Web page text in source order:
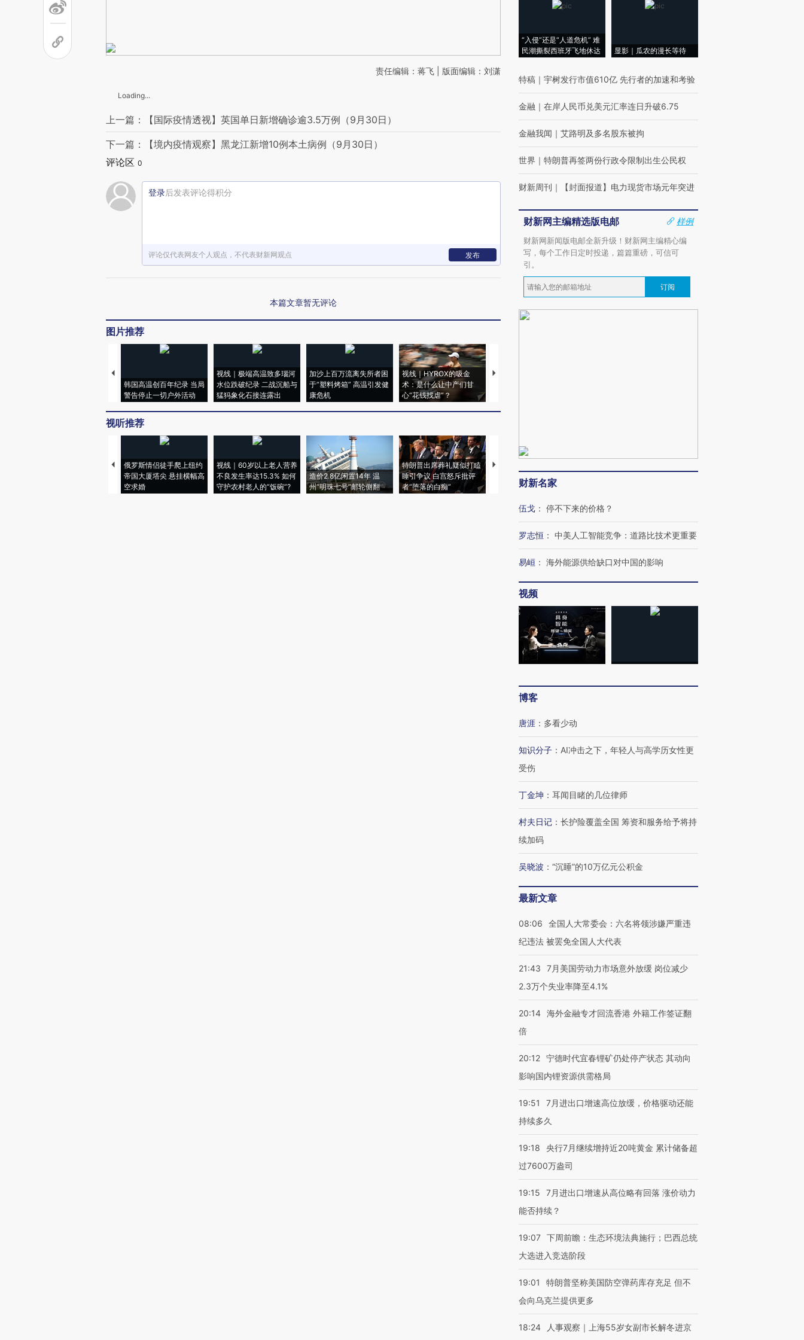
责任编辑：蒋飞 | 版面编辑：刘潇
Loading...
上一篇：【国际疫情透视】英国单日新增确诊逾3.5万例（9月30日）
下一篇：【境内疫情观察】黑龙江新增10例本土病例（9月30日）
评论区 0
登录后发表评论得积分
评论仅代表网友个人观点，不代表财新网观点 发布
本篇文章暂无评论
图片推荐
韩国高温创百年纪录 当局
警告停止一切户外活动
视线｜极端高温致多瑙河
水位跌破纪录 二战沉船与
猛犸象化石接连露出
加沙上百万流离失所者困
于“塑料烤箱” 高温引发健
康危机
视线｜HYROX的吸金
术：是什么让中产们甘
心“花钱找虐”？
马航飞行员跨国走私7万
视听推荐
俄罗斯情侣徒手爬上纽约
帝国大厦塔尖 悬挂横幅高
空求婚
视线｜60岁以上老人营养
不良发生率达15.3% 如何
守护农村老人的“饭碗”?
造价2.8亿闲置14年 温
州“明珠七号”邮轮侧翻
特朗普出席葬礼疑似打瞌
睡引争议 白宫怒斥批评
者“堕落的白痴”
韩国高温创百年纪录 当局
警告停止一切户外活动
“入侵”还是“人道危机” 难
民潮撕裂西班牙飞地休达
显影｜瓜农的漫长等待
特稿 ｜ 宇树发行市值610亿 先行者的加速和考验
金融 ｜ 在岸人民币兑美元汇率连日升破6.75
金融我闻 ｜ 艾路明及多名股东被拘
世界 ｜ 特朗普再签两份行政令限制出生公民权
财新周刊 ｜ 【封面报道】电力现货市场元年突进
财新网主编精选版电邮
样例
财新网新闻版电邮全新升级！财新网主编精心编
写，每个工作日定时投递，篇篇重磅，可信可
引。
订阅
财新名家
伍戈 ： 停不下来的价格？
罗志恒 ： 中美人工智能竞争：道路比技术更重要
易峘 ： 海外能源供给缺口对中国的影响
视频
博客
唐涯 ： 多看少动
知识分子 ： AI冲击之下，年轻人与高学历女性更
受伤
丁金坤 ： 耳闻目睹的几位律师
村夫日记 ： 长护险覆盖全国 筹资和服务给予将持
续加码
吴晓波 ： “沉睡”的10万亿元公积金
最新文章
08:06
全国人大常委会：六名将领涉嫌严重违
纪违法 被罢免全国人大代表
21:43
7月美国劳动力市场意外放缓 岗位减少
2.3万个失业率降至4.1%
20:14 海外金融专才回流香港 外籍工作签证翻
倍
20:12 宁德时代宜春锂矿仍处停产状态 其动向
影响国内锂资源供需格局
19:51
7月进出口增速高位放缓，价格驱动还能
持续多久
19:18
央行7月继续增持近20吨黄金 累计储备超
过7600万盎司
19:15
7月进出口增速从高位略有回落 涨价动力
能否持续？
19:07 下周前瞻：生态环境法典施行；巴西总统
大选进入竞选阶段
19:01
特朗普坚称美国防空弹药库存充足 但不
会向乌克兰提供更多
18:24 人事观察｜上海55岁女副市长解冬进京